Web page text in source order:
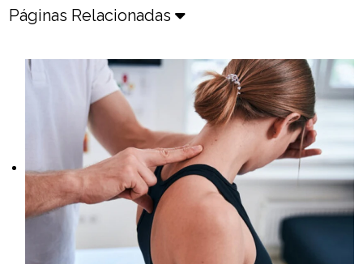
Páginas Relacionadas